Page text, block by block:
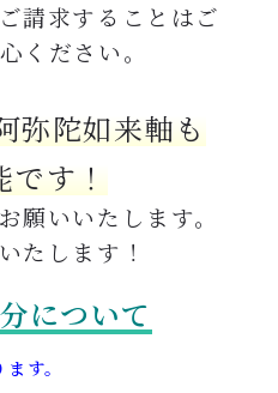
請求することはご
ください。
弥陀如来軸も
です！
願いいたします。
たします！
について
す。